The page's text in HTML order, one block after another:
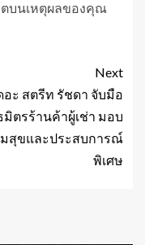
ตบนเหตุผลของคุณ
Next
อะ สตรีท รัชดา จับมือ
ตรร้านค้าผู้เช่า มอบ
สุขและประสบการณ์
พิเศษ